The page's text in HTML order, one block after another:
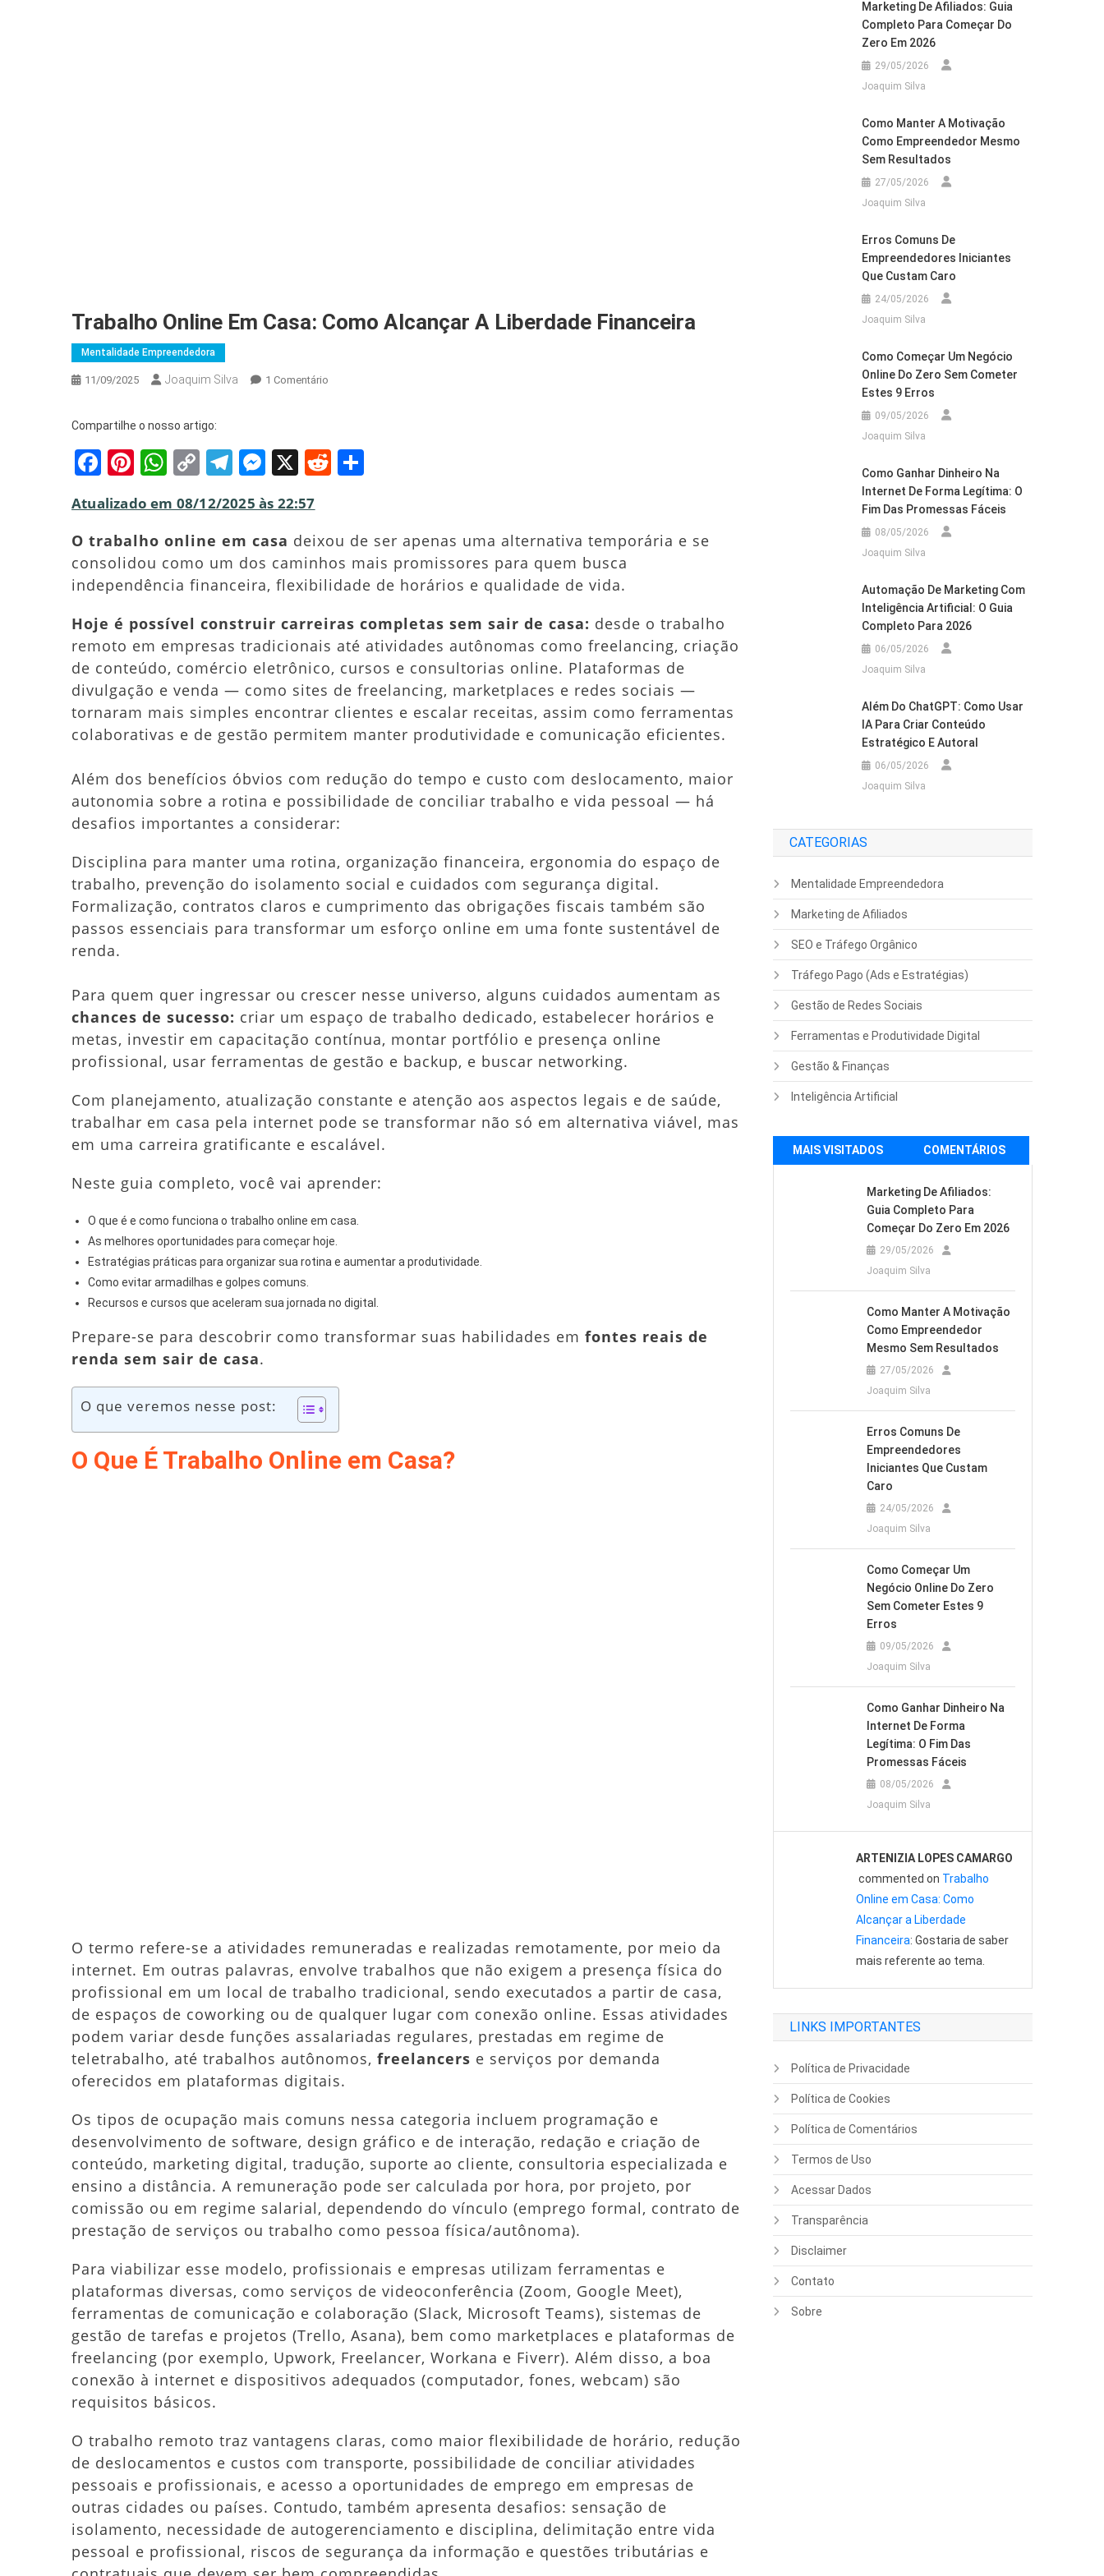
Trabalho Online Em Casa: Como Alcançar A Liberdade Financeira
Mentalidade Empreendedora
11/09/2025 Joaquim Silva 1 Comentário
Casa:
Como
Financeira
Compartilhe o nosso artigo:
Facebook
Pinterest
WhatsApp
CopyTelegram
Messenger
X Reddit
Atualizado em 08/12/2025 às 22:57
O trabalho online em casa deixou de ser apenas uma alternativa temporária e se
consolidou como um dos caminhos mais promissores para quem busca
independência financeira, flexibilidade de horários e qualidade de vida.
Hoje é possível construir carreiras completas sem sair de casa: desde o trabalho
remoto em empresas tradicionais até atividades autônomas como freelancing, criação
de conteúdo, comércio eletrônico, cursos e consultorias online. Plataformas de
divulgação e venda — como sites de freelancing, marketplaces e redes sociais —
tornaram mais simples encontrar clientes e escalar receitas, assim como ferramentas
colaborativas e de gestão permitem manter produtividade e comunicação eficientes.
Além dos benefícios óbvios com redução do tempo e custo com deslocamento, maior
autonomia sobre a rotina e possibilidade de conciliar trabalho e vida pessoal — há
desafios importantes a considerar:
Disciplina para manter uma rotina, organização financeira, ergonomia do espaço de
trabalho, prevenção do isolamento social e cuidados com segurança digital.
Formalização, contratos claros e cumprimento das obrigações fiscais também são
passos essenciais para transformar um esforço online em uma fonte sustentável de
renda.
Para quem quer ingressar ou crescer nesse universo, alguns cuidados aumentam as
chances de sucesso: criar um espaço de trabalho dedicado, estabelecer horários e
metas, investir em capacitação contínua, montar portfólio e presença online
profissional, usar ferramentas de gestão e backup, e buscar networking.
Com planejamento, atualização constante e atenção aos aspectos legais e de saúde,
trabalhar em casa pela internet pode se transformar não só em alternativa viável, mas
em uma carreira gratificante e escalável.
Neste guia completo, você vai aprender:
O que é e como funciona o trabalho online em casa.
As melhores oportunidades para começar hoje.
Estratégias práticas para organizar sua rotina e aumentar a produtividade.
Como evitar armadilhas e golpes comuns.
Recursos e cursos que aceleram sua jornada no digital.
Prepare-se para descobrir como transformar suas habilidades em fontes reais de
renda sem sair de casa.
O que veremos nesse post:
O Que É Trabalho Online em Casa?
O termo refere-se a atividades remuneradas e realizadas remotamente, por meio da
internet. Em outras palavras, envolve trabalhos que não exigem a presença física do
profissional em um local de trabalho tradicional, sendo executados a partir de casa,
de espaços de coworking ou de qualquer lugar com conexão online. Essas atividades
podem variar desde funções assalariadas regulares, prestadas em regime de
teletrabalho, até trabalhos autônomos, freelancers e serviços por demanda
oferecidos em plataformas digitais.
Os tipos de ocupação mais comuns nessa categoria incluem programação e
desenvolvimento de software, design gráfico e de interação, redação e criação de
conteúdo, marketing digital, tradução, suporte ao cliente, consultoria especializada e
ensino a distância. A remuneração pode ser calculada por hora, por projeto, por
comissão ou em regime salarial, dependendo do vínculo (emprego formal, contrato de
prestação de serviços ou trabalho como pessoa física/autônoma).
Para viabilizar esse modelo, profissionais e empresas utilizam ferramentas e
plataformas diversas, como serviços de videoconferência (Zoom, Google Meet),
ferramentas de comunicação e colaboração (Slack, Microsoft Teams), sistemas de
gestão de tarefas e projetos (Trello, Asana), bem como marketplaces e plataformas de
freelancing (por exemplo, Upwork, Freelancer, Workana e Fiverr). Além disso, a boa
conexão à internet e dispositivos adequados (computador, fones, webcam) são
requisitos básicos.
O trabalho remoto traz vantagens claras, como maior flexibilidade de horário, redução
de deslocamentos e custos com transporte, possibilidade de conciliar atividades
pessoais e profissionais, e acesso a oportunidades de emprego em empresas de
outras cidades ou países. Contudo, também apresenta desafios: sensação de
isolamento, necessidade de autogerenciamento e disciplina, delimitação entre vida
pessoal e profissional, riscos de segurança da informação e questões tributárias e
Marketing De Afiliados: Guia
Completo Para Começar Do
Zero Em 2026
29/05/2026
Joaquim Silva
Como Manter A Motivação
Como Empreendedor Mesmo
Sem Resultados
27/05/2026
Joaquim Silva
Erros Comuns De
Empreendedores Iniciantes
Que Custam Caro
24/05/2026
Joaquim Silva
Como Começar Um Negócio
Online Do Zero Sem Cometer
Estes 9 Erros
09/05/2026
Joaquim Silva
Como Ganhar Dinheiro Na
Internet De Forma Legítima: O
Fim Das Promessas Fáceis
08/05/2026
Joaquim Silva
Automação De Marketing Com
Inteligência Artificial: O Guia
Completo Para 2026
06/05/2026
Joaquim Silva
Além Do ChatGPT: Como Usar
IA Para Criar Conteúdo
Estratégico E Autoral
06/05/2026
Joaquim Silva
CATEGORIAS
Mentalidade Empreendedora
Marketing de Afiliados
SEO e Tráfego Orgânico
Tráfego Pago (Ads e Estratégias)
Gestão de Redes Sociais
Ferramentas e Produtividade Digital
Gestão & Finanças
Inteligência Artificial
MAIS VISITADOS COMENTÁRIOS
Marketing De Afiliados:
Guia Completo Para
Começar Do Zero Em 2026
29/05/2026
Joaquim Silva
Como Manter A Motivação
Como Empreendedor
Mesmo Sem Resultados
27/05/2026
Joaquim Silva
Erros Comuns De
Empreendedores
Iniciantes Que Custam
Caro
24/05/2026
Joaquim Silva
Como Começar Um
Negócio Online Do Zero
Sem Cometer Estes 9
Erros
09/05/2026
Joaquim Silva
Como Ganhar Dinheiro Na
Internet De Forma
Legítima: O Fim Das
Promessas Fáceis
08/05/2026
Joaquim Silva
ARTENIZIA LOPES CAMARGO
commented on Trabalho
Online em Casa: Como
Alcançar a Liberdade
Financeira: Gostaria de saber
mais referente ao tema.
LINKS IMPORTANTES
Política de Privacidade
Política de Cookies
Política de Comentários
Termos de Uso
Acessar Dados
Transparência
Disclaimer
Contato
Sobre